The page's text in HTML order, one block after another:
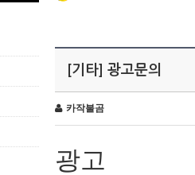
[기타] 광고문의
카작불곰
광고